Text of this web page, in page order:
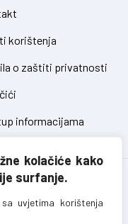
kolačiće kako
surfanje.
uvjetima korištenja
korištenja
o zaštiti privatnosti
informacijama
// design and